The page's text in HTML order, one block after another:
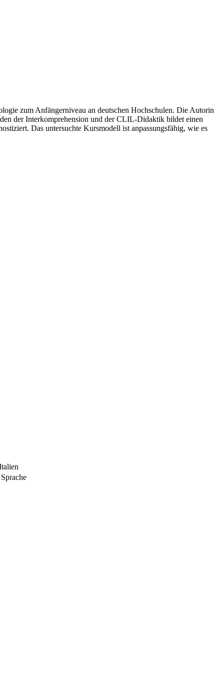
zum Anfängerniveau an deutschen Hochschulen. Die Autorin
der Interkomprehension und der CLIL-Didaktik bildet einen
Das untersuchte Kursmodell ist anpassungsfähig, wie es